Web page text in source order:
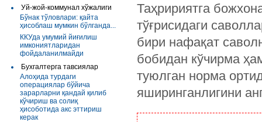
Уй-жой-коммунал хўжалиги
Бўнак тўловлари: қайта
ҳисоблаш мумкин бўлганда...
ККУда умумий йиғилиш
имкониятларидан
фойдаланилмайди
Бухгалтерга тавсиялар
Алоҳида турдаги
операциялар бўйича
зарарларни қандай қилиб
кўчириш ва солиқ
ҳисоботида акс эттириш
керак
Таҳририятга
тўғрисидаги
бири нафақат
бобидан кўчирма
туюлган норма
яширинганлигини